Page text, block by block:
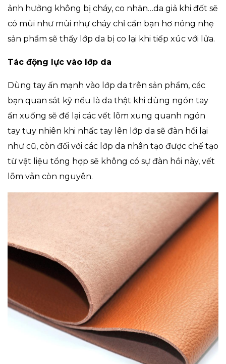
ảnh hưởng không bị cháy, co nhăn…da giả khi đốt sẽ
có mùi như mùi nhự cháy chỉ cần bạn hơ nóng nhẹ
sản phẩm sẽ thấy lớp da bị co lại khi tiếp xúc với lửa.
Tác động lực vào lớp da
Dùng tay ấn mạnh vào lớp da trên sản phẩm, các
bạn quan sát kỹ nếu là da thật khi dùng ngón tay
ấn xuống sẽ để lại các vết lõm xung quanh ngón
tay tuy nhiên khi nhấc tay lên lớp da sẽ đàn hồi lại
như cũ, còn đối với các lớp da nhân tạo được chế tạo
từ vật liệu tổng hợp sẽ không có sự đàn hồi này, vết
lõm vẫn còn nguyên.